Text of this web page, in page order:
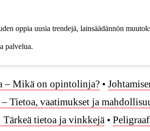
oppia uusia trendejä, lainsäädännön
palvelua.
– Mikä on opintolinja? •
Tietoa, vaatimukset ja
tietoa ja vinkkejä •